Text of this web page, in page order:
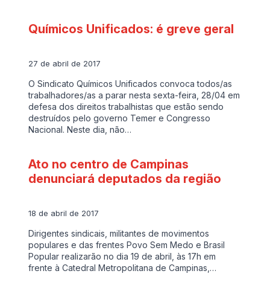
Químicos Unificados: é greve geral
27 de abril de 2017
O Sindicato Químicos Unificados convoca todos/as
trabalhadores/as a parar nesta sexta-feira, 28/04 em
defesa dos direitos trabalhistas que estão sendo
destruídos pelo governo Temer e Congresso
Nacional. Neste dia, não…
Ato no centro de Campinas
denunciará deputados da região
18 de abril de 2017
Dirigentes sindicais, militantes de movimentos
populares e das frentes Povo Sem Medo e Brasil
Popular realizarão no dia 19 de abril, às 17h em
frente à Catedral Metropolitana de Campinas,…